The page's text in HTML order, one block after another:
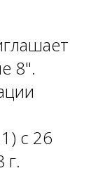
8".
с 26
г.